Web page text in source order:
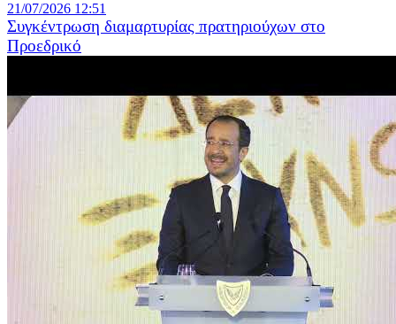
21/07/2026 12:51
Συγκέντρωση διαμαρτυρίας πρατηριούχων στο
Προεδρικό